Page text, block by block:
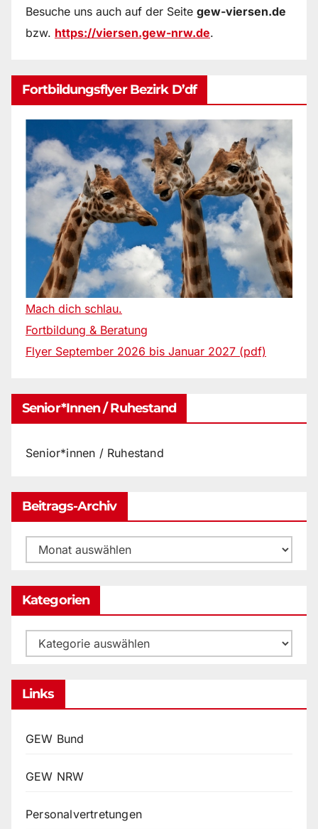
Besuche uns auch auf der Seite gew-viersen.de
bzw. https://viersen.gew-nrw.de.
Fortbildungsflyer Bezirk D’df
Mach dich schlau.
Fortbildung & Beratung
Flyer September 2026 bis Januar 2027 (pdf)
Senior*innen / Ruhestand
Senior*innen / Ruhestand
Beitrags-Archiv
Beitrags-
Archiv
Kategorien
Kategorien
Links
GEW Bund
GEW NRW
Personalvertretungen